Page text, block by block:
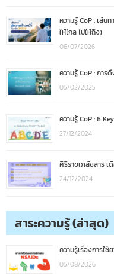
ความรู้ CoP : เส้น
ให้ไกล ไปให้ถึง)
06/07/2026
ความรู้ CoP : การ
05/02/2025
ความรู้ CoP : 6
27/12/2024
ศิริราชเภสัชสาร เ
24/12/2024
สาระความรู้ (ล่าสุด)
ความรู้เรื่องการใช้
05/08/2026